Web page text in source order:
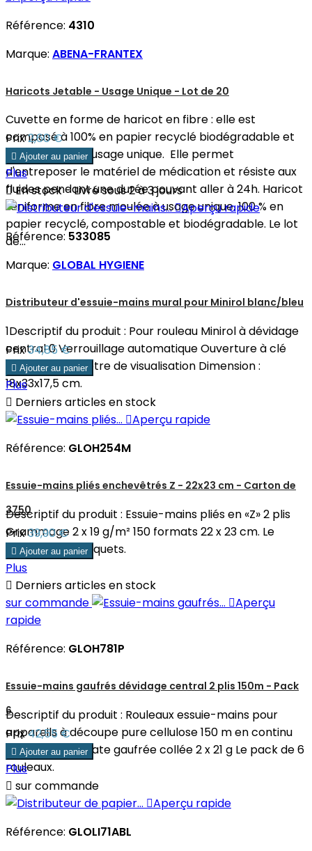
Référence: 4310
Marque: ABENA-FRANTEX
Haricots Jetable - Usage Unique - Lot de 20
Cuvette en forme de haricot en fibre : elle est
composé à 100% en papier recyclé biodégradable et
est dédiée à un usage unique. Elle permet
d'entreposer le matériel de médication et résiste aux
fluides pendant une durée pouvant aller à 24h. Haricot
réniforme en fibre moulée à usage unique. 100 % en
papier recyclé, compostable et biodégradable. Le lot
de...
Prix2,60 €
 Ajouter au panier
Plus
En stock - Livré sous 2 à 3 jours
Aperçu rapide
Référence: 533085
Marque: GLOBAL HYGIENE
Distributeur d'essuie-mains mural pour Minirol blanc/bleu
1Descriptif du produit : Pour rouleau Minirol à dévidage
central 0 Verrouillage automatique Ouverture à clé
universelle Fenêtre de visualisation Dimension :
18x33x17,5 cm.
Prix34,85 €
 Ajouter au panier
Plus
 Derniers articles en stock
Aperçu rapide
Référence: GLOH254M
Essuie-mains pliés enchevêtrés Z - 22x23 cm - Carton de
3750
Descriptif du produit : Essuie-mains pliés en «Z» 2 plis
Grammage 2 x 19 g/m² 150 formats 22 x 23 cm. Le
carton de 25 paquets.
Prix39,90 €
 Ajouter au panier
Plus
 Derniers articles en stock
sur commande
Aperçu
rapide
Référence: GLOH781P
Essuie-mains gaufrés dévidage central 2 plis 150m - Pack
6
Descriptif du produit : Rouleaux essuie-mains pour
appareils à découpe pure cellulose 150 m en continu
Laize : 20 cm Ouate gaufrée collée 2 x 21 g Le pack de 6
rouleaux.
Prix42,55 €
 Ajouter au panier
Plus
 sur commande
Aperçu rapide
Référence: GLOLI71ABL